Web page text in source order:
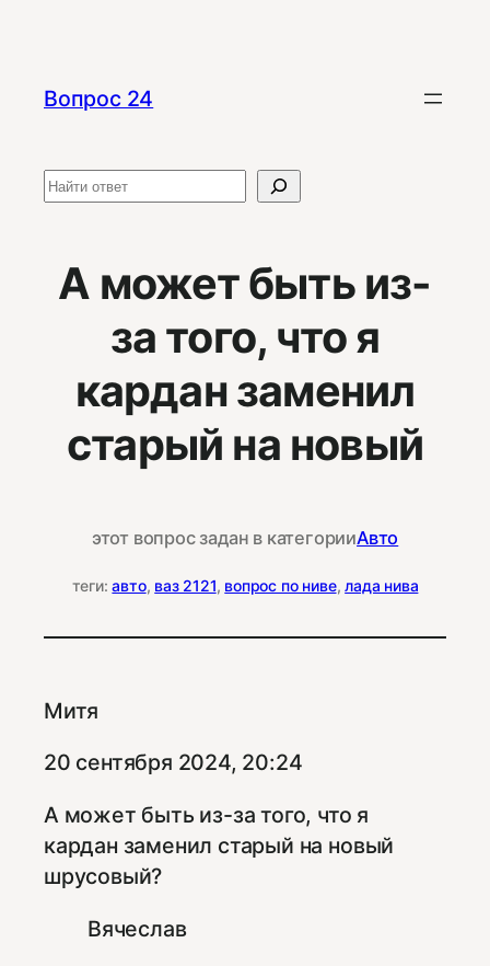
содержимому
Вопрос 24
Поиск
А может быть из-
за того, что я
кардан заменил
старый на новый
этот вопрос задан в категорииАвто
теги:авто, ваз 2121, вопрос по ниве, лада нива
Митя
20 сентября 2024, 20:24
А может быть из-за того, что я
кардан заменил старый на новый
шрусовый?
Вячеслав